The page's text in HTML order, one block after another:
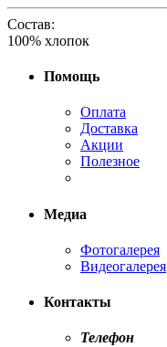
Состав:
100% хлопок
Помощь
Оплата
Доставка
Акции
Полезное
Медиа
Фотогалерея
Видеогалерея
Контакты
Телефон